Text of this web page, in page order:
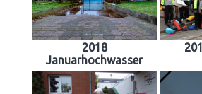
2018
Januarhochwasser